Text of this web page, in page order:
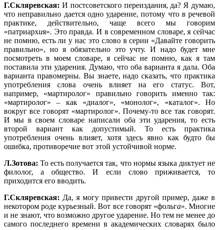
Г.Скляревская: И постсоветского переиздания, да? Я думаю,
что неправильно дается одно ударение, потому что в речевой
практике, действительно, чаще всего мы говорим
«патриархия». Это правда. И в современном словаре, я сейчас
не помню, есть ли у нас это слово в серии «Давайте говорить
правильно», но я обязательно это учту. И надо будет мне
посмотреть в моем словаре, я сейчас не помню, как я там
поставила эти ударения. Думаю, что оба варианта я дала. Оба
варианта правомерны. Вы знаете, надо сказать, что практика
употребления слова очень влияет на его статус. Вот,
например, «мартиролог» правильно говорить именно так:
«мартиролог» – как «диалог», «монолог», «каталог». Но
вокруг все говорят «мартиролог». Почему-то все так говорят.
И мы в своем словаре написали оба эти ударения, то есть
второй вариант как допустимый. То есть практика
употребления очень влияет, хотя здесь явно как будто бы
ошибка, противоречие вот этой устойчивой норме.
Л.Зотова: То есть получается так, что нормы языка диктует не
филолог, а общество. И если слово приживается, то
приходится его вводить.
Г.Скляревская: Да, я могу привести другой пример, даже в
некотором роде курьезный. Вот все говорят «фольга». Многие
и не знают, что возможно другое ударение. Но тем не менее до
самого последнего времени в академических словарях было